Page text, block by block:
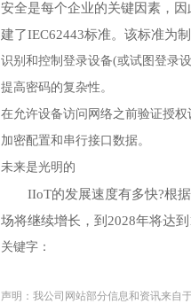
安全是每个企业的关键因素，
建了IEC62443标准。该标准为
识别和控制登录设备(或试图登录设
提高密码的复杂性。
在允许设备访问网络之前验证授权
加密配置和串行接口数据。
未来是光明的
IIoT的发展速度有多快?根
场将继续增长，到2028年将达到
关键字：
声明：我公司网站部分信息和资讯来自